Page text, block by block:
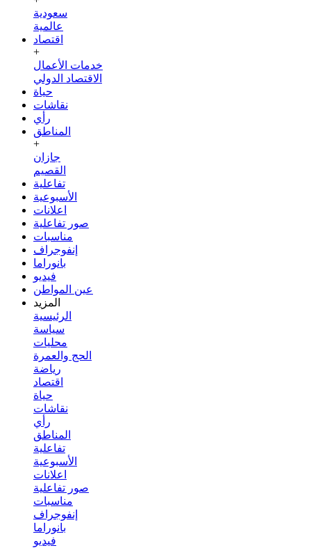
سعودية
عالمية
اقتصاد
+
خدمات الأعمال
الاقتصاد الدولي
حياة
نقاشات
رأي
المناطق
+
جازان
القصيم
تفاعلية
الأسبوعية
اعلانات
صور تفاعلية
مناسبات
إنفوجراف
بانوراما
فيديو
عين المواطن
المزيد
الرئيسية
سياسة
محليات
الحج والعمرة
رياضة
اقتصاد
حياة
نقاشات
رأي
المناطق
تفاعلية
الأسبوعية
اعلانات
صور تفاعلية
مناسبات
إنفوجراف
بانوراما
فيديو